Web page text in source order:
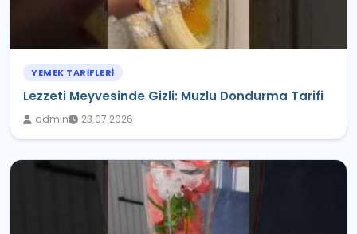
YEMEK TARIFLERI
Lezzeti Meyvesinde Gizli: Muzlu Dondurma Tarifi
admin 23.07.2026